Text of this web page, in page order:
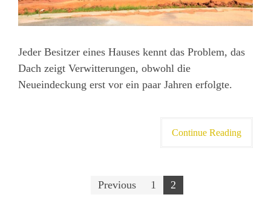
Jeder Besitzer eines Hauses kennt das Problem, das
Dach zeigt Verwitterungen, obwohl die
Neueindeckung erst vor ein paar Jahren erfolgte.
Continue Reading
Previous 1 2